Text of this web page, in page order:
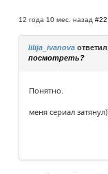
12 года 10 мес. назад #22
lilija_ivanova
посмотреть?
Понятно.
меня сериал